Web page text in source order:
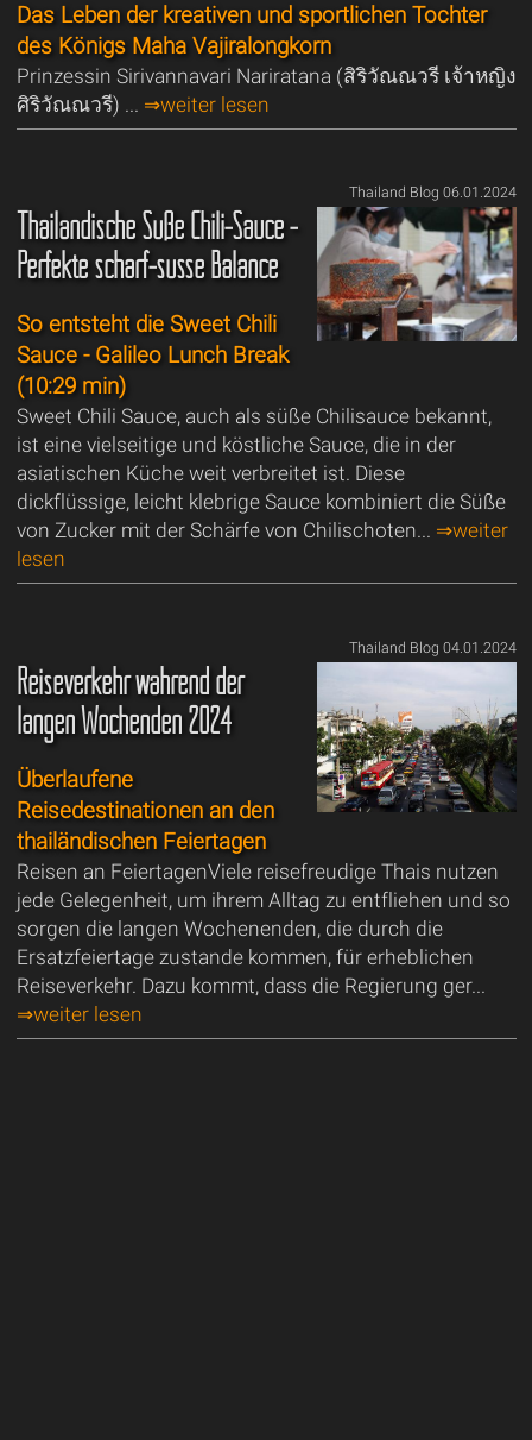
Das Leben der kreativen und sportlichen Tochter
des Königs Maha Vajiralongkorn
Prinzessin Sirivannavari Nariratana (สิริวัณณวรี เจ้าหญิง
ศิริวัณณวรี) ... ⇒weiter lesen
Thailand Blog 06.01.2024
Thailändische Süße Chili-Sauce -
Perfekte scharf-süsse Balance
So entsteht die Sweet Chili
Sauce - Galileo Lunch Break
(10:29 min)
Sweet Chili Sauce, auch als süße Chilisauce bekannt,
ist eine vielseitige und köstliche Sauce, die in der
asiatischen Küche weit verbreitet ist. Diese
dickflüssige, leicht klebrige Sauce kombiniert die Süße
von Zucker mit der Schärfe von Chilischoten... ⇒weiter
lesen
Thailand Blog 04.01.2024
Reiseverkehr während der
langen Wochenden 2024
Überlaufene
Reisedestinationen an den
thailändischen Feiertagen
Reisen an FeiertagenViele reisefreudige Thais nutzen
jede Gelegenheit, um ihrem Alltag zu entfliehen und so
sorgen die langen Wochenenden, die durch die
Ersatzfeiertage zustande kommen, für erheblichen
Reiseverkehr. Dazu kommt, dass die Regierung ger...
⇒weiter lesen